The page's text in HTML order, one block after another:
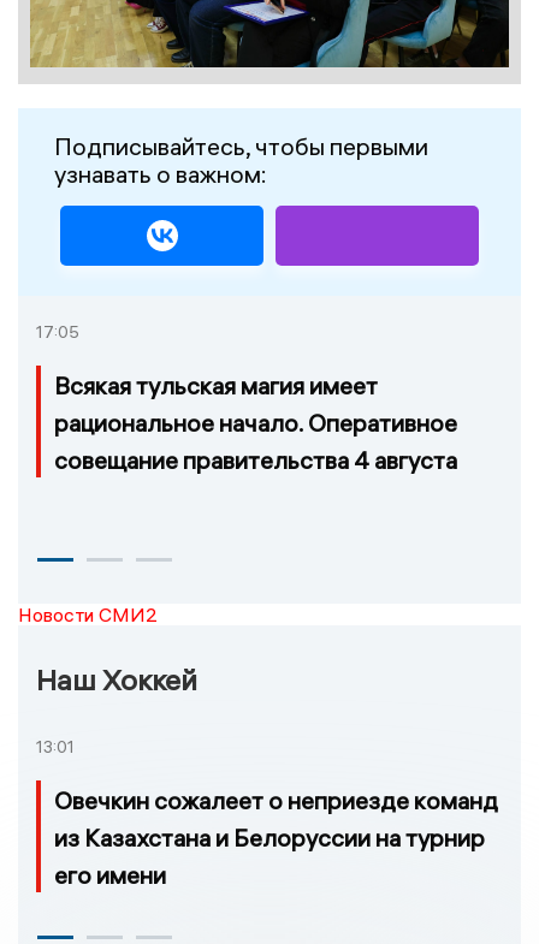
Подписывайтесь, чтобы первыми
узнавать о важном:
17:05
Всякая тульская магия имеет
рациональное начало. Оперативное
совещание правительства 4 августа
Новости СМИ2
Наш Хоккей
13:01
Овечкин сожалеет о неприезде команд
из Казахстана и Белоруссии на турнир
его имени